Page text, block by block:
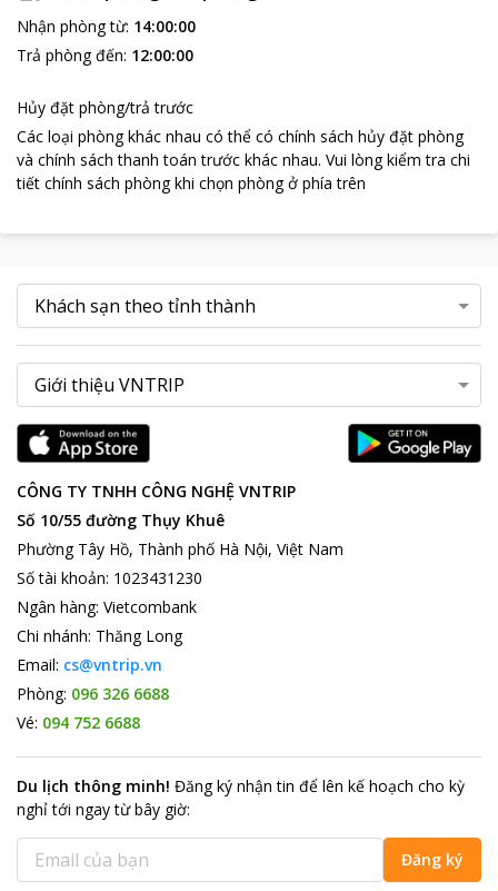
Nhận phòng từ: 14:00:00
Trả phòng đến: 12:00:00
Hủy đặt phòng/trả trước
Các loại phòng khác nhau có thể có chính sách hủy đặt phòng
và chính sách thanh toán trước khác nhau. Vui lòng kiểm tra chi
tiết chính sách phòng khi chọn phòng ở phía trên
CÔNG TY TNHH CÔNG NGHỆ VNTRIP
Số 10/55 đường Thụy Khuê
Phường Tây Hồ, Thành phố Hà Nội, Việt Nam
Số tài khoản: 1023431230
Ngân hàng: Vietcombank
Chi nhánh: Thăng Long
Email: cs@vntrip.vn
Phòng: 096 326 6688
Vé: 094 752 6688
Du lịch thông minh! Đăng ký nhận tin để lên kế hoạch cho kỳ
nghỉ tới ngay từ bây giờ:
Đăng ký